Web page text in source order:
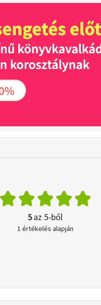
5az 5-ből
1 értékelés alapján